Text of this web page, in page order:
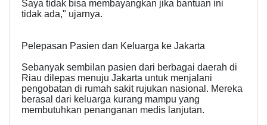
Saya tidak bisa membayangkan jika bantuan ini
tidak ada," ujarnya.
Pelepasan Pasien dan Keluarga ke Jakarta
Sebanyak sembilan pasien dari berbagai daerah di
Riau dilepas menuju Jakarta untuk menjalani
pengobatan di rumah sakit rujukan nasional. Mereka
berasal dari keluarga kurang mampu yang
membutuhkan penanganan medis lanjutan.